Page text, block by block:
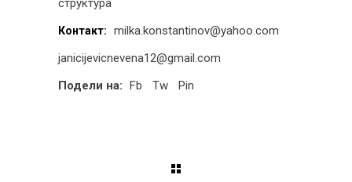
структура
Контакт:
milka.konstantinov@yahoo.com
janicijevicnevena12@gmail.com
Подели на: Fb Tw Pin